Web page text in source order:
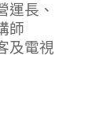
運長、
師
及電視